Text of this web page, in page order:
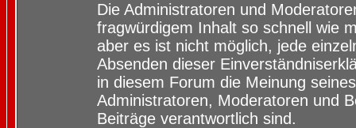
Die Administratoren und
fragwürdigem Inhalt so schnell wie
aber es ist nicht möglich, jede
Absenden dieser
in diesem Forum die Meinung
Administratoren, Moderatoren und
Beiträge verantwortlich sind.